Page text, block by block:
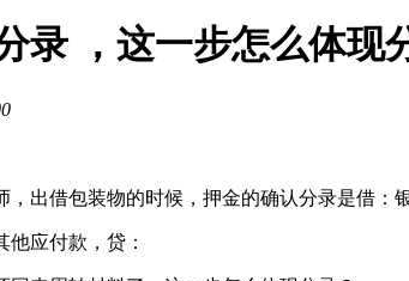
录 ，这一步怎么体现
，出借包装物的时候，押金的确认分录是借：
应付款，贷：